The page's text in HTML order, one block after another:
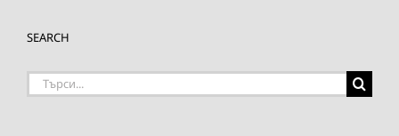
SEARCH
Търсене